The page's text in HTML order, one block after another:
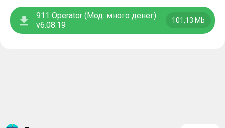
911 Operator (Мод: много денег)
v6.08.19
101,13 Mb